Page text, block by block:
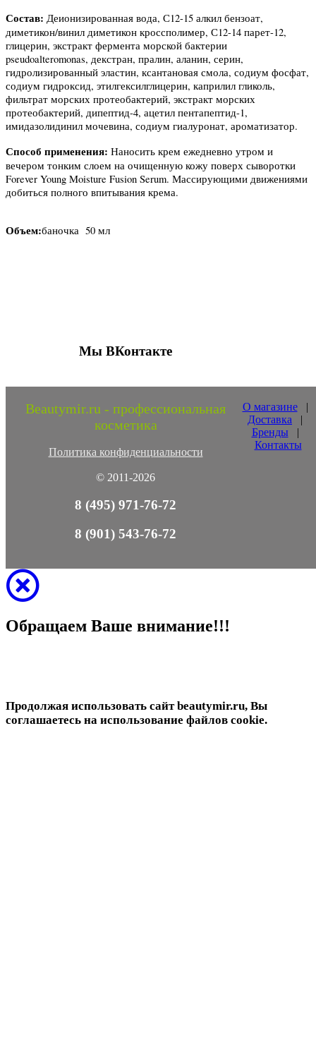
Состав: Деионизированная вода, С12-15 алкил бензоат,
диметикон/винил диметикон кроссполимер, С12-14 парет-12,
глицерин, экстракт фермента морской бактерии
pseudoalteromonas, декстран, пралин, аланин, серин,
гидролизированный эластин, ксантановая смола, содиум фосфат,
содиум гидроксид, этилгексилглицерин, каприлил гликоль,
фильтрат морских протеобактерий, экстракт морских
протеобактерий, дипептид-4, ацетил пентапептид-1,
имидазолидинил мочевина, содиум гиалуронат, ароматизатор.
Способ применения: Наносить крем ежедневно утром и
вечером тонким слоем на очищенную кожу поверх сыворотки
Forever Young Moisture Fusion Serum. Массирующими движениями
добиться полного впитывания крема.
Объем:баночка 50 мл
Мы ВКонтакте
Beautymir.ru - профессиональная
косметика
Политика конфиденциальности
© 2011-2026
О магазине|
Доставка |
Бренды |
Контакты
8 (495) 971-76-72
8 (901) 543-76-72
Обращаем Ваше внимание!!!
Продолжая использовать сайт beautymir.ru, Вы
соглашаетесь на использование файлов cookie.